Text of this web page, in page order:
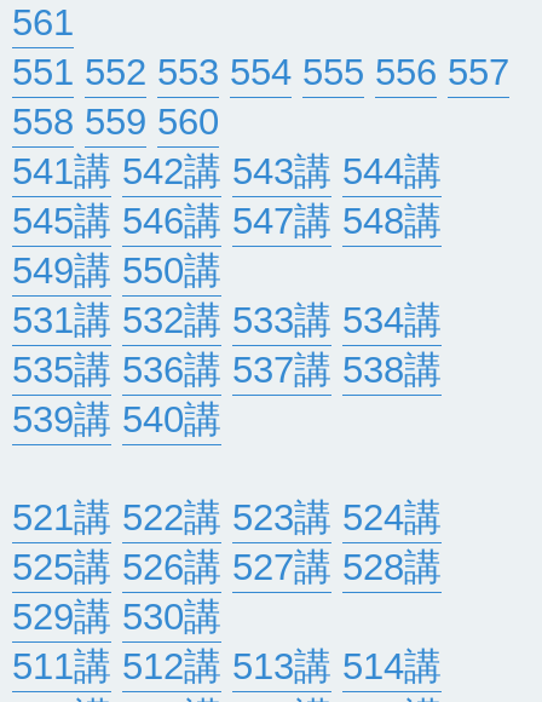
561
551 552 553 554 555 556 557
558 559 560
541講 542講 543講 544講
545講 546講 547講 548講
549講 550講
531講 532講 533講 534講
535講 536講 537講 538講
539講 540講
521講 522講 523講 524講
525講 526講 527講 528講
529講 530講
511講 512講 513講 514講